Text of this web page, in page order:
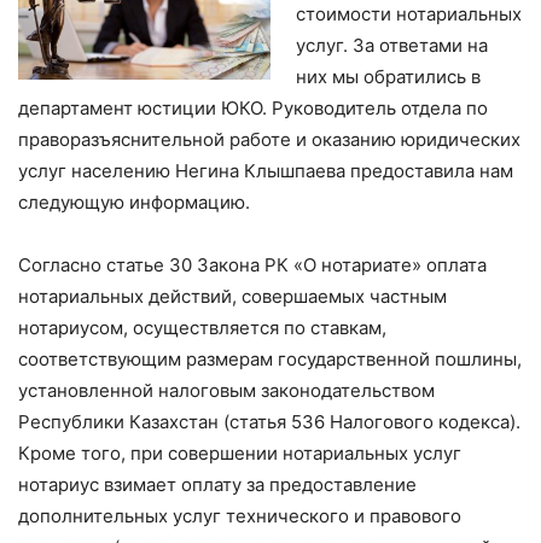
стоимости нотариальных
услуг. За ответами на
них мы обратились в
департамент юстиции ЮКО. Руководитель отдела по
праворазъяснительной работе и оказанию юридических
услуг населению Негина Клышпаева предоставила нам
следующую информацию.
Согласно статье 30 Закона РК «О нотариате» оплата
нотариальных действий, совершаемых частным
нотариусом, осуществляется по ставкам,
соответствующим размерам государственной пошлины,
установленной налоговым законодательством
Республики Казахстан (статья 536 Налогового кодекса).
Кроме того, при совершении нотариальных услуг
нотариус взимает оплату за предоставление
дополнительных услуг технического и правового